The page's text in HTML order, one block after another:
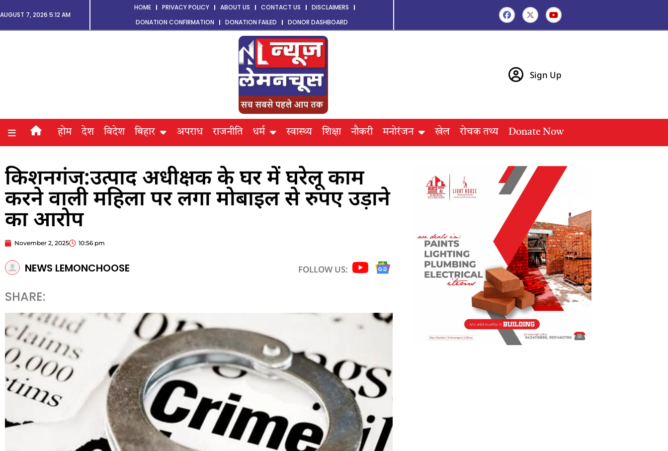
AUGUST 7, 2026 5:12 AM
HOME PRIVACY POLICY ABOUT US CONTACT US
DISCLAIMERS
DONATION CONFIRMATION
DONATION FAILED DONOR DASHBOARD
Sign Up
होम देश विदेश बिहार अपराध राजनीति धर्म स्वास्थ्य शिक्षा नौकरी मनोरंजन खेल रोचक तथ्य Donate Now
किशनगंज:उत्पाद अधीक्षक के घर में घरेलू काम
करने वाली महिला पर लगा मोबाइल से रुपए उड़ाने
का आरोप
November 2, 2025 10:56 pm
NEWS LEMONCHOOSE FOLLOW US:
SHARE: